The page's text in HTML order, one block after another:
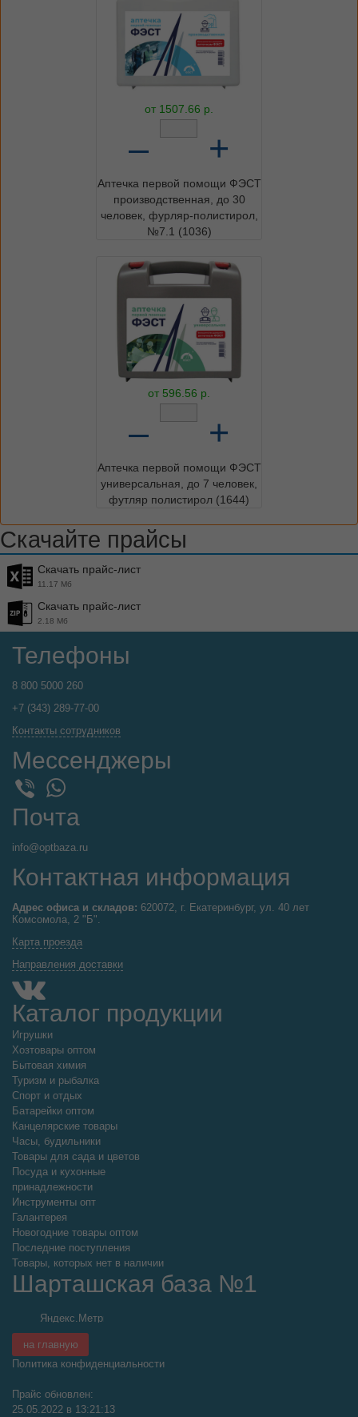
от 1507.66 р.
– +
Аптечка первой помощи ФЭСТ
производственная, до 30
человек, фурляр-полистирол,
№7.1 (1036)
от 596.56 р.
– +
Аптечка первой помощи ФЭСТ
универсальная, до 7 человек,
футляр полистирол (1644)
Скачайте прайсы
Скачать прайс-лист
11.17 Мб
Скачать прайс-лист
2.18 Мб
Телефоны
8 800 5000 260
+7 (343) 289-77-00
Контакты сотрудников
Мессенджеры
WhatsApp
Почта
info@optbaza.ru
Контактная информация
Адрес офиса и складов: 620072, г. Екатеринбург, ул. 40 лет
Комсомола, 2 "Б".
Карта проезда
Направления доставки
Каталог продукции
Игрушки
Хозтовары оптом
Бытовая химия
Туризм и рыбалка
Спорт и отдых
Батарейки оптом
Канцелярские товары
Часы, будильники
Товары для сада и цветов
Посуда и кухонные
принадлежности
Инструменты опт
Галантерея
Новогодние товары оптом
Последние поступления
Товары, которых нет в наличии
Шарташская база №1
на главную
Политика конфиденциальности
Прайс обновлен:
25.05.2022 в 13:21:13